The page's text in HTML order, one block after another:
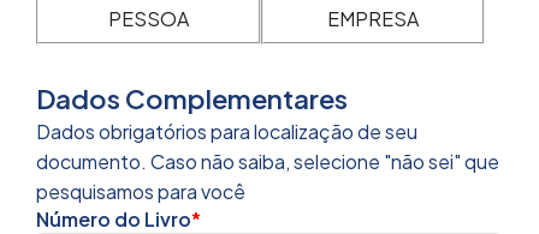
PESSOA EMPRESA
Dados Complementares
Dados obrigatórios para localização de seu
documento. Caso não saiba, selecione "não sei" que
pesquisamos para você
*
Número do Livro